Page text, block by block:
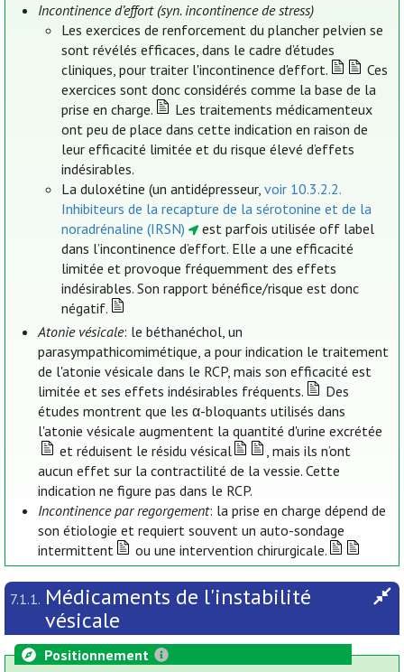
Incontinence d’effort (syn. incontinence de stress)
Les exercices de renforcement du plancher pelvien se
sont révélés efficaces, dans le cadre d’études
cliniques, pour traiter l'incontinence d'effort.
Ces
exercices sont donc considérés comme la base de la
prise en charge.
Les traitements médicamenteux
ont peu de place dans cette indication en raison de
leur efficacité limitée et du risque élevé d’effets
indésirables.
La duloxétine (un antidépresseur,voir 10.3.2.2.
Inhibiteurs de la recapture de la sérotonine et de la
noradrénaline (IRSN)
est parfois utilisée off label
dans l’incontinence d’effort. Elle a une efficacité
limitée et provoque fréquemment des effets
indésirables. Son rapport bénéfice/risque est donc
négatif.
Atonie vésicale: le béthanéchol, un
parasympathicomimétique, a pour indication le traitement
de l'atonie vésicale dans le RCP, mais son efficacité est
limitée et ses effets indésirables fréquents.
Des
études montrent que les α-bloquants utilisés dans
l'atonie vésicale augmentent la quantité d'urine excrétée
et réduisent le résidu vésical
, mais ils n’ont
aucun effet sur la contractilité de la vessie. Cette
indication ne figure pas dans le RCP.
Incontinence par regorgement: la prise en charge dépend de
son étiologie et requiert souvent un auto-sondage
intermittent
ou une intervention chirurgicale.
7.1.1. Médicaments de l'instabilité
vésicale
Positionnement